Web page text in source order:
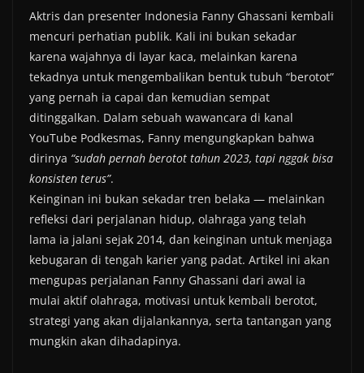
Aktris dan presenter Indonesia Fanny Ghassani kembali
mencuri perhatian publik. Kali ini bukan sekadar
karena wajahnya di layar kaca, melainkan karena
tekadnya untuk mengembalikan bentuk tubuh “berotot”
yang pernah ia capai dan kemudian sempat
ditinggalkan. Dalam sebuah wawancara di kanal
YouTube Podkesmas, Fanny mengungkapkan bahwa
dirinya “sudah pernah berotot tahun 2023, tapi nggak bisa
konsisten terus”.
Keinginan ini bukan sekadar tren belaka — melainkan
refleksi dari perjalanan hidup, olahraga yang telah
lama ia jalani sejak 2014, dan keinginan untuk menjaga
kebugaran di tengah karier yang padat. Artikel ini akan
mengupas perjalanan Fanny Ghassani dari awal ia
mulai aktif olahraga, motivasi untuk kembali berotot,
strategi yang akan dijalankannya, serta tantangan yang
mungkin akan dihadapinya.